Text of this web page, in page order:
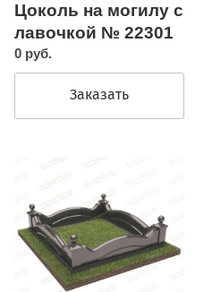
Цоколь на могилу с
лавочкой № 22301
0 руб.
Заказать